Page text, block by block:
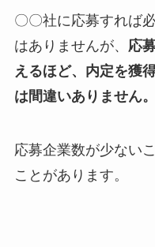
〇〇社に応募すれば
はありませんが、 応
えるほど、内定を獲
は間違いありません。
応募企業数が少ない
ことがあります。